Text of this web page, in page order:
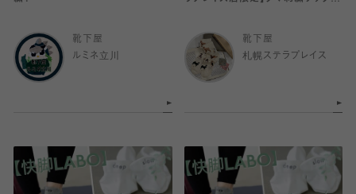
靴下屋
ルミネ立川
靴下屋
札幌ステラプレイス